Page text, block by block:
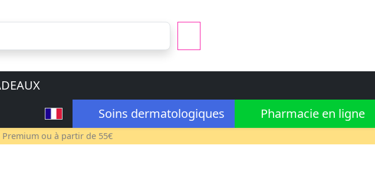
Soins dermatologiques
Pharmacie en ligne
Premium ou à partir de 55€